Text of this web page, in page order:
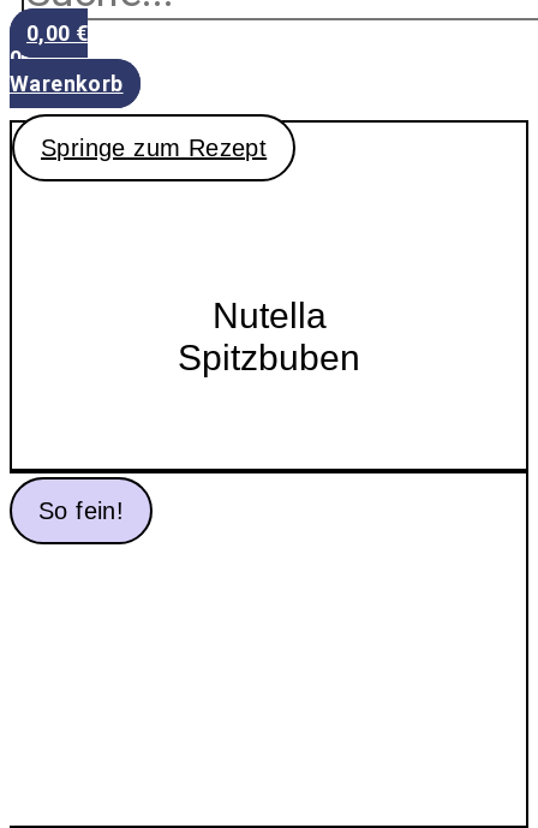
0,00 €
0
Warenkorb
Springe zum Rezept
Nutella
Spitzbuben
So fein!